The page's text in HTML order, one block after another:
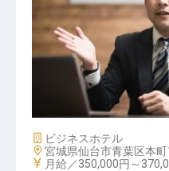
ホテル支配人
施設業態
ビジネスホテル
勤務地
宮城県仙台市青葉区本
給与
月給／350,000円～